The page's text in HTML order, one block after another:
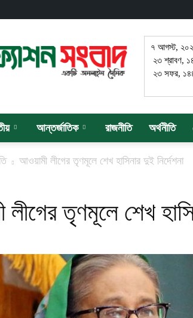
সংবাদ
৭ আগস্ট, ২০২৬
২৩ শ্রাবণ,
২৩ সফর,
আন্তর্জাতিক রাজনীতি অর্থনীতি
আওয়ামী লীগের তৃণমূলে শেখ হাসিনার দুই নির্দেশনা
তৃণমূলে শেখ